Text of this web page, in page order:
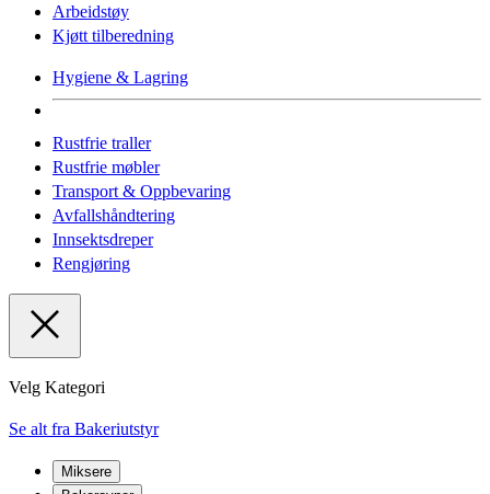
Arbeidstøy
Kjøtt tilberedning
Hygiene & Lagring
Rustfrie traller
Rustfrie møbler
Transport & Oppbevaring
Avfallshåndtering
Innsektsdreper
Rengjøring
Velg Kategori
Se alt fra Bakeriutstyr
Miksere